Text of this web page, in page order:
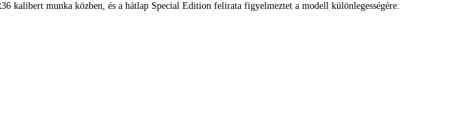
kalibert munka közben, és a hátlap Special Edition felirata figyelmeztet a modell különlegességére.